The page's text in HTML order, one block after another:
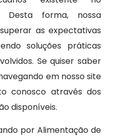
Desta forma, nossa
as expectativas
soluções práticas
Se quiser saber
em nosso site
conosco através dos
disponíveis.
por Alimentação de